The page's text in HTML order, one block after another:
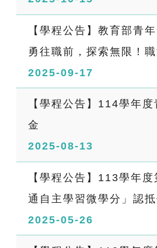
【學程公告】教育部青
勇往職前，探索無限！職
2025-09-17
【學程公告】114學年
金
2025-08-13
【學程公告】113學年
通自主學習微學分」認
2025-05-26